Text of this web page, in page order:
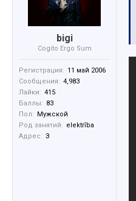
bigi
Cogito Ergo Sum
Регистрация: 11 май 2006
Сообщения: 4,983
Лайки: 415
Баллы: 83
Пол: Мужской
Род занятий: elektrība
Адрес: З